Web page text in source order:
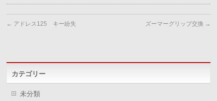
← アドレス125 キー紛失 ズーマーグリップ交換 →
カテゴリー
未分類